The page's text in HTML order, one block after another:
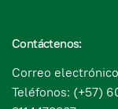
Contáctenos:
Correo
Teléfonos: (+57)